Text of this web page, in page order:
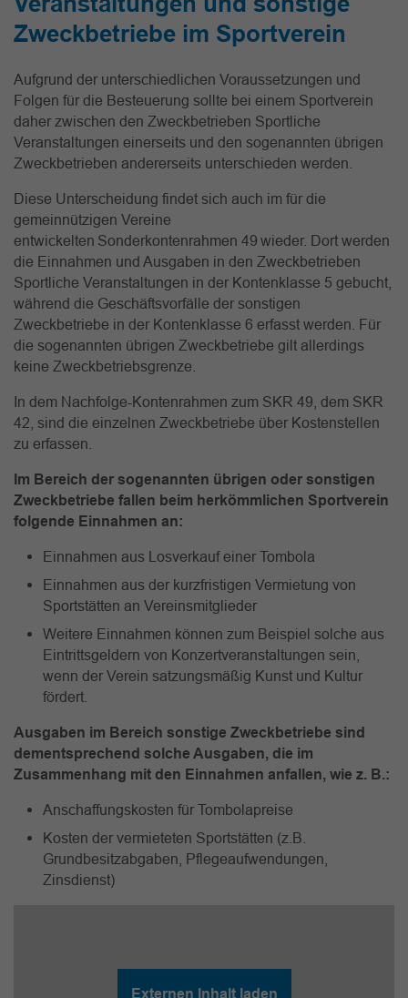
Zweckbetriebe im Sportverein
Aufgrund der unterschiedlichen Voraussetzungen und
Folgen für die Besteuerung sollte bei einem Sportverein
daher zwischen den Zweckbetrieben Sportliche
Veranstaltungen einerseits und den sogenannten übrigen
Zweckbetrieben andererseits unterschieden werden.
Diese Unterscheidung findet sich auch im für die
gemeinnützigen Vereine
entwickelten Sonderkontenrahmen 49 wieder. Dort werden
die Einnahmen und Ausgaben in den Zweckbetrieben
Sportliche Veranstaltungen in der Kontenklasse 5 gebucht,
während die Geschäftsvorfälle der sonstigen
Zweckbetriebe in der Kontenklasse 6 erfasst werden. Für
die sogenannten übrigen Zweckbetriebe gilt allerdings
keine Zweckbetriebsgrenze.
In dem Nachfolge-Kontenrahmen zum SKR 49, dem SKR
42, sind die einzelnen Zweckbetriebe über Kostenstellen
zu erfassen.
Im Bereich der sogenannten übrigen oder sonstigen
Zweckbetriebe fallen beim herkömmlichen Sportverein
folgende Einnahmen an:
Einnahmen aus Losverkauf einer Tombola
Einnahmen aus der kurzfristigen Vermietung von
Sportstätten an Vereinsmitglieder
Weitere Einnahmen können zum Beispiel solche aus
Eintrittsgeldern von Konzertveranstaltungen sein,
wenn der Verein satzungsmäßig Kunst und Kultur
fördert.
Ausgaben im Bereich sonstige Zweckbetriebe sind
dementsprechend solche Ausgaben, die im
Zusammenhang mit den Einnahmen anfallen, wie z. B.:
Anschaffungskosten für Tombolapreise
Kosten der vermieteten Sportstätten (z.B.
Grundbesitzabgaben, Pflegeaufwendungen,
Zinsdienst)
Externen Inhalt laden